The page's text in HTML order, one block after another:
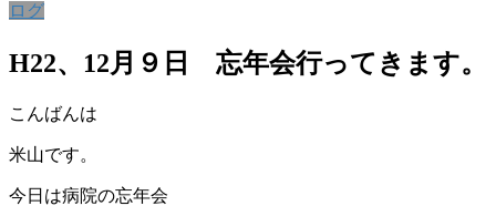
ログ
H22、12月９日 忘年会行ってきます。
こんばんは
米山です。
今日は病院の忘年会